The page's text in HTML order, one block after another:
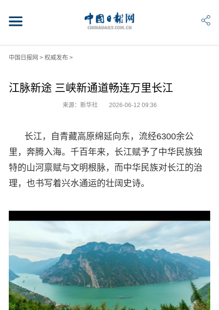
中国日报网 > 权威发布>
江脉新途 三峡新通道畅连万里长江
来源：新华社 2026-06-12 09:36
长江，自青藏高原绵延向东，流经6300余公
里，奔腾入海。千百年来，长江赋予了中华民族独
特的山河禀赋与文明根脉，而中华民族对长江的治
理，也书写着兴水通运的壮阔史诗。